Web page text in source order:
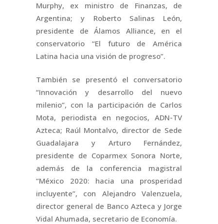
Murphy, ex ministro de Finanzas, de
Argentina; y Roberto Salinas León,
presidente de Álamos Alliance, en el
conservatorio “El futuro de América
Latina hacia una visión de progreso”.
También se presentó el conversatorio
“Innovación y desarrollo del nuevo
milenio”, con la participación de Carlos
Mota, periodista en negocios, ADN-TV
Azteca; Raúl Montalvo, director de Sede
Guadalajara y Arturo Fernández,
presidente de Coparmex Sonora Norte,
además de la conferencia magistral
“México 2020: hacia una prosperidad
incluyente”, con Alejandro Valenzuela,
director general de Banco Azteca y Jorge
Vidal Ahumada, secretario de Economía.